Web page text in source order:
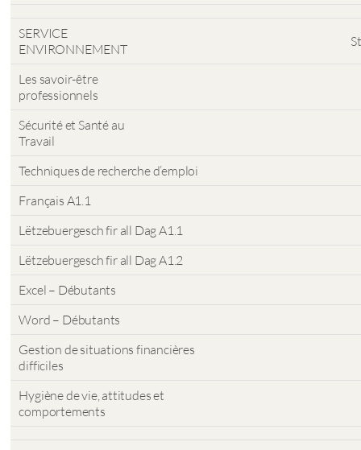
SERVICE
ENVIRONNEMENT
Les savoir-être
professionnels
Sécurité et Santé au
Travail
Techniques de recherche d’emploi
Français A1.1
Lëtzebuergesch fir all Dag A1.1
Lëtzebuergesch fir all Dag A1.2
Excel – Débutants
Word – Débutants
Gestion de situations financières
difficiles
Hygiène de vie, attitudes et
comportements